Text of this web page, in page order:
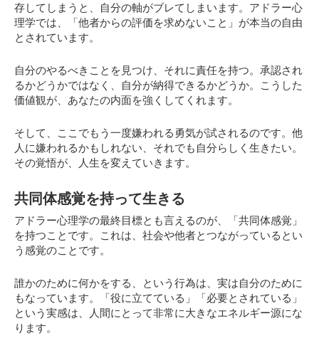
存してしまうと、自分の軸がブレてしまいます。アドラー心
理学では、「他者からの評価を求めないこと」が本当の自由
とされています。
自分のやるべきことを見つけ、それに責任を持つ。承認され
るかどうかではなく、自分が納得できるかどうか。こうした
価値観が、あなたの内面を強くしてくれます。
そして、ここでもう一度嫌われる勇気が試されるのです。他
人に嫌われるかもしれない、それでも自分らしく生きたい。
その覚悟が、人生を変えていきます。
共同体感覚を持って生きる
アドラー心理学の最終目標とも言えるのが、「共同体感覚」
を持つことです。これは、社会や他者とつながっているとい
う感覚のことです。
誰かのために何かをする、という行為は、実は自分のために
もなっています。「役に立てている」「必要とされている」
という実感は、人間にとって非常に大きなエネルギー源にな
ります。